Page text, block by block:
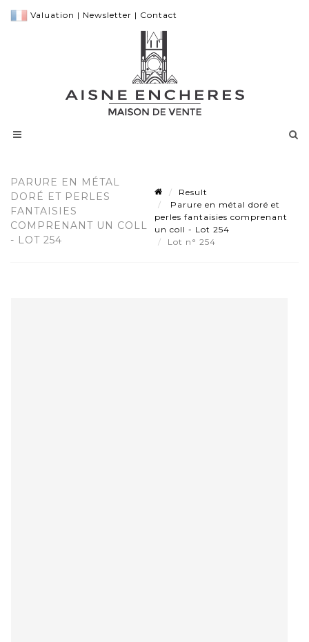
Valuation | Newsletter | Contact
PARURE EN MÉTAL
DORÉ ET PERLES
FANTAISIES
COMPRENANT UN COLL
- LOT 254
Result
Parure en métal doré et
perles fantaisies comprenant
un coll - Lot 254
Lot n° 254